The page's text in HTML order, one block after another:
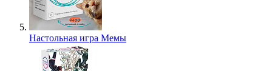
Настольная игра Мемы